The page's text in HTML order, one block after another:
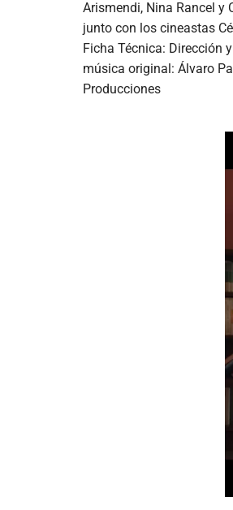
Arismendi, Nina Rancel y
junto con los cineastas
Ficha Técnica: Dirección
música original: Álvaro
Producciones